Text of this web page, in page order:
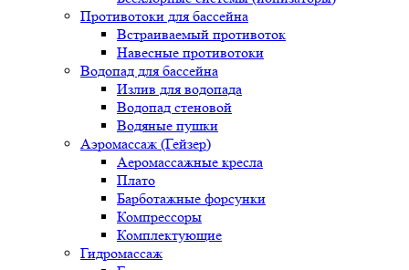
Противотоки для бассейна
Встраиваемый противоток
Навесные противотоки
Водопад для бассейна
Излив для водопада
Водопад стеновой
Водяные пушки
Аэромассаж (Гейзер)
Аеромассажные кресла
Плато
Барботажные форсунки
Компрессоры
Комплектующие
Гидромассаж